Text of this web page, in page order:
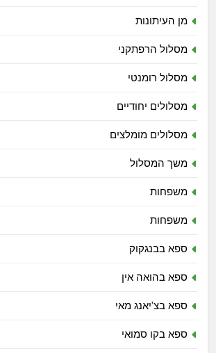
מן העיתונות
מסלול הרפתקני
מסלול רומנטי
מסלולים יחודיים
מסלולים מומלצים
משך המסלול
משפחות
משפחות
ספא בבנגקוק
ספא בהואה אין
ספא בצ'יאנג מאי
ספא בקו סמואי